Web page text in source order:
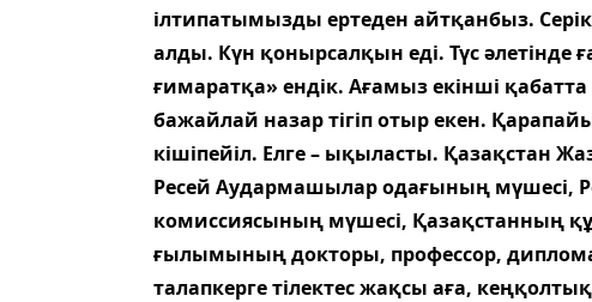
ілтипатымызды ертеден айтқанбыз.
алды. Күн қонырсалқын еді. Түс әлетінде
ғимаратқа» ендік. Ағамыз екінші
бажайлай назар тігіп отыр екен.
кішіпейіл. Елге – ықыласты. Қазақстан
Ресей Аудармашылар одағының мүшесі,
комиссиясының мүшесі, Қазақстанның
ғылымының докторы, профессор,
талапкерге тілектес жақсы аға,